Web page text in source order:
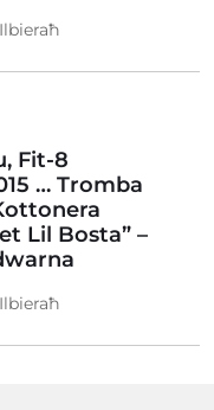
Fit-8
… Tromba
Lil Bosta” –